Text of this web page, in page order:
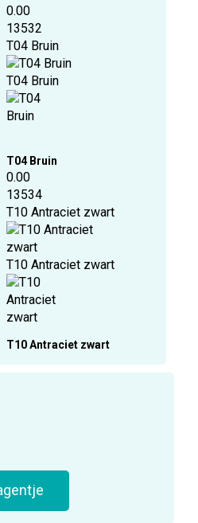
0.00
13532
T04 Bruin
T04 Bruin
T04 Bruin
0.00
13534
T10 Antraciet zwart
T10 Antraciet zwart
T10 Antraciet zwart